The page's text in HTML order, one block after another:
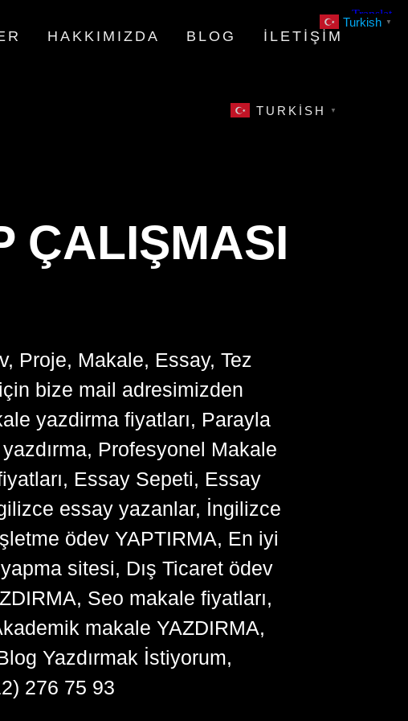
HAKKIMIZDA BLOG İLETIŞIM
TURKISH ▼
ÇALIŞMASI
Proje, Makale, Essay, Tez
bize mail adresimizden
yazdirma fiyatları, Parayla
Profesyonel Makale
Essay Sepeti, Essay
essay yazanlar, İngilizce
ödev YAPTIRMA, En iyi
sitesi, Dış Ticaret ödev
Seo makale fiyatları,
makale YAZDIRMA,
Yazdırmak İstiyorum,
276 75 93
Turkish ▼